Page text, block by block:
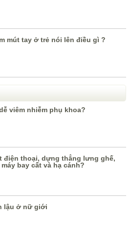
mút tay ở trẻ nói lên điều gì ?
viêm nhiễm phụ khoa?
điện thoại, dựng thẳng lưng ghế,
bay cất và hạ cánh?
lậu ở nữ giới